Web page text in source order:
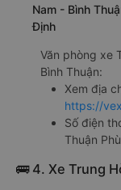
Nam - Bình
Định
Văn phòng xe
Bình Thuận:
Xem địa
https://
Số điện
Thuận
🚌 4. Xe Trung